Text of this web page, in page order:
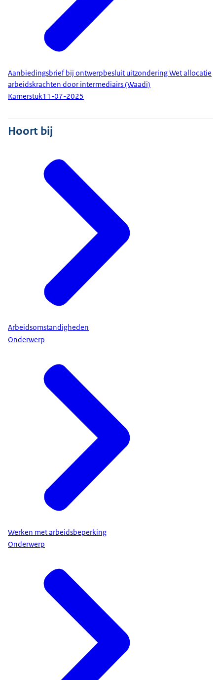
Aanbiedingsbrief bij ontwerpbesluit uitzondering Wet allocatie
arbeidskrachten door intermediairs (Waadi)
Kamerstuk11-07-2025
Hoort bij
Arbeidsomstandigheden
Onderwerp
Werken met arbeidsbeperking
Onderwerp